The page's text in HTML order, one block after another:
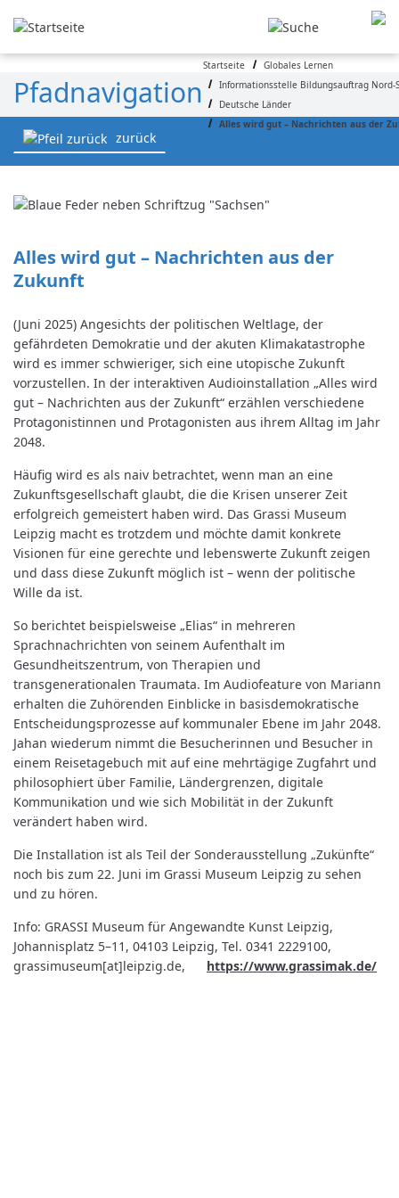
Pfadnavigation
Startseite
Globales Lernen
Informationsstelle Bildungsauftrag Nord-
Deutsche Länder
Alles wird gut – Nachrichten aus der
zurück
Alles wird gut – Nachrichten aus der
Zukunft
(Juni 2025) Angesichts der politischen Weltlage, der
gefährdeten Demokratie und der akuten Klimakatastrophe
wird es immer schwieriger, sich eine utopische Zukunft
vorzustellen. In der interaktiven Audioinstallation „Alles wird
gut – Nachrichten aus der Zukunft“ erzählen verschiedene
Protagonistinnen und Protagonisten aus ihrem Alltag im Jahr
2048.
Häufig wird es als naiv betrachtet, wenn man an eine
Zukunftsgesellschaft glaubt, die die Krisen unserer Zeit
erfolgreich gemeistert haben wird. Das Grassi Museum
Leipzig macht es trotzdem und möchte damit konkrete
Visionen für eine gerechte und lebenswerte Zukunft zeigen
und dass diese Zukunft möglich ist – wenn der politische
Wille da ist.
So berichtet beispielsweise „Elias“ in mehreren
Sprachnachrichten von seinem Aufenthalt im
Gesundheitszentrum, von Therapien und
transgenerationalen Traumata. Im Audiofeature von Mariann
erhalten die Zuhörenden Einblicke in basisdemokratische
Entscheidungsprozesse auf kommunaler Ebene im Jahr 2048.
Jahan wiederum nimmt die Besucherinnen und Besucher in
einem Reisetagebuch mit auf eine mehrtägige Zugfahrt und
philosophiert über Familie, Ländergrenzen, digitale
Kommunikation und wie sich Mobilität in der Zukunft
verändert haben wird.
Die Installation ist als Teil der Sonderausstellung „Zukünfte“
noch bis zum 22. Juni im Grassi Museum Leipzig zu sehen
und zu hören.
Info: GRASSI Museum für Angewandte Kunst Leipzig,
Johannisplatz 5–11, 04103 Leipzig, Tel. 0341 2229100,
grassimuseum[at]leipzig.de,
https://www.grassimak.de/